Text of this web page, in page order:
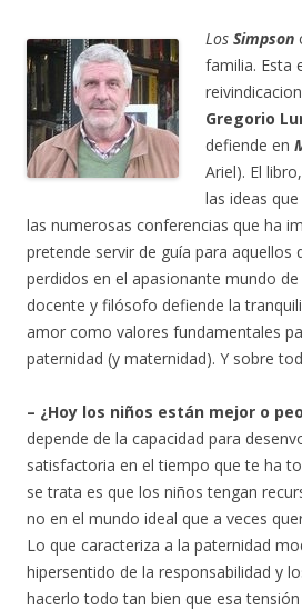
Los Simpson
familia. Esta
Gregorio
defiende en
Ariel). El
las ideas
las numerosas conferencias que ha
pretende servir de guía para aquellos
perdidos en el apasionante mundo de
docente y filósofo defiende la
amor como valores fundamentales
paternidad (y maternidad). Y sobre
– ¿Hoy los niños están mejor o
depende de la capacidad para
satisfactoria en el tiempo que te ha
se trata es que los niños tengan
no en el mundo ideal que a veces
Lo que caracteriza a la paternidad
hipersentido de la responsabilidad y
hacerlo todo tan bien que esa